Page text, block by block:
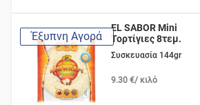
Έξυπνη Αγορά
EL SABOR Mini
Τορτίγιες 8τεμ.
Συσκευασία 144gr
9.30 €/ κιλό